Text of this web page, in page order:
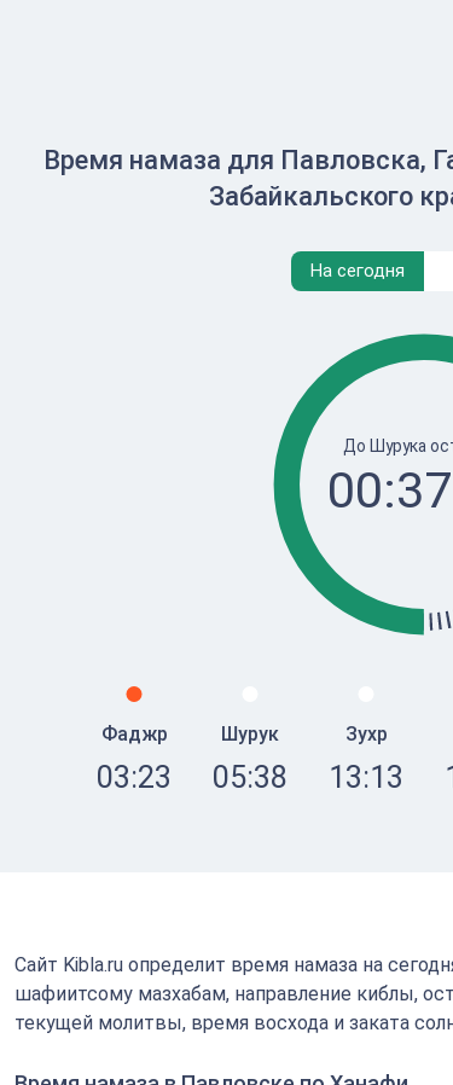
Время намаза для Павловска,
Забайкальского
На сегодня
До Шурука
Фаджр
03:23
Шурук
05:38
Зухр
13:13
Сайт Kibla.ru определит время намаза на
шафиитсому мазхабам, направление киблы,
текущей молитвы, время восхода и заката